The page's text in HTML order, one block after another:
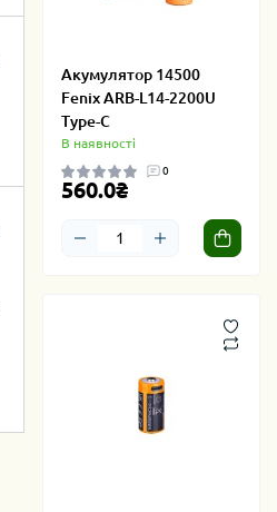
Акумулятор 14500
Fenix ARB-L14-2200U
Type-C
В наявності
0
560.0₴